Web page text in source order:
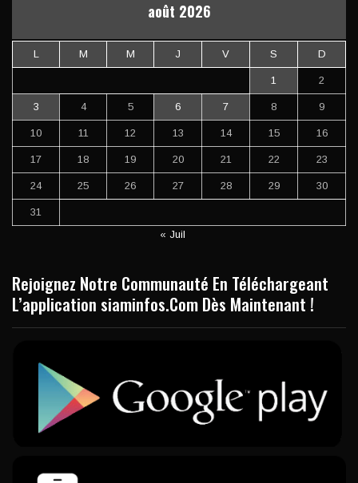
août 2026
L M M J V S D
1 2
3 4 5 6 7 8 9
10 11 12 13 14 15 16
17 18 19 20 21 22 23
24 25 26 27 28 29 30
31
« Juil
Rejoignez Notre Communauté En Téléchargeant
L’application siaminfos.Com Dès Maintenant !